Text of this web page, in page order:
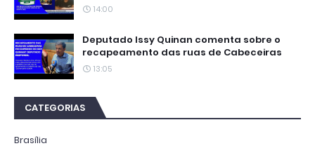
14:00
Deputado Issy Quinan comenta sobre o
recapeamento das ruas de Cabeceiras
13:05
CATEGORIAS
Brasília